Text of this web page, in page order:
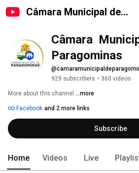
Câmara Municipal de
Câmara
Paragominas
929 subscribers • 360 videos
More about this channel ...more
Facebook and 2 more links
Subscribe
Home Videos Live